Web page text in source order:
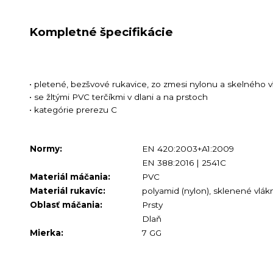
Kompletné špecifikácie
• pletené, bezšvové rukavice, zo zmesi nylonu a skelného
• se žltými PVC terčíkmi v dlani a na prstoch
• kategórie prerezu C
Normy:
EN 420:2003+A1:2009
EN 388:2016 | 2541C
Materiál máčania:
PVC
Materiál rukavíc:
polyamid (nylon), sklenené
Oblasť máčania:
Prsty
Dlaň
Mierka:
7 GG